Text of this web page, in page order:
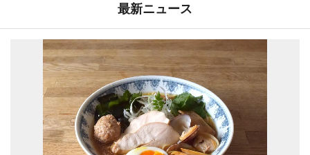
最新ニュース